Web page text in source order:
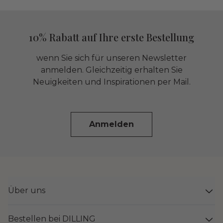
10% Rabatt auf Ihre erste Bestellung
wenn Sie sich für unseren Newsletter
anmelden. Gleichzeitig erhalten Sie
Neuigkeiten und Inspirationen per Mail.
Anmelden
Über uns
Bestellen bei DILLING